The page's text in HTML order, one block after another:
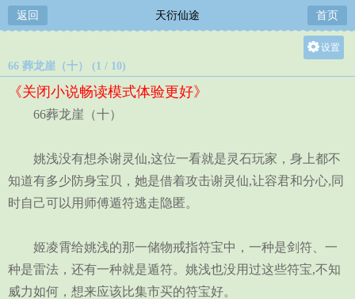
返回 天衍仙途 首页
设置
66 葬龙崖（十） (1 / 10)
《关闭小说畅读模式体验更好》
66葬龙崖（十）
姚浅没有想杀谢灵仙,这位一看就是灵石玩家，身上都不
知道有多少防身宝贝，她是借着攻击谢灵仙,让容君和分心,同
时自己可以用师傅遁符逃走隐匿。
姬凌霄给姚浅的那一储物戒指符宝中，一种是剑符、一
种是雷法，还有一种就是遁符。姚浅也没用过这些符宝,不知
威力如何，想来应该比集市买的符宝好。